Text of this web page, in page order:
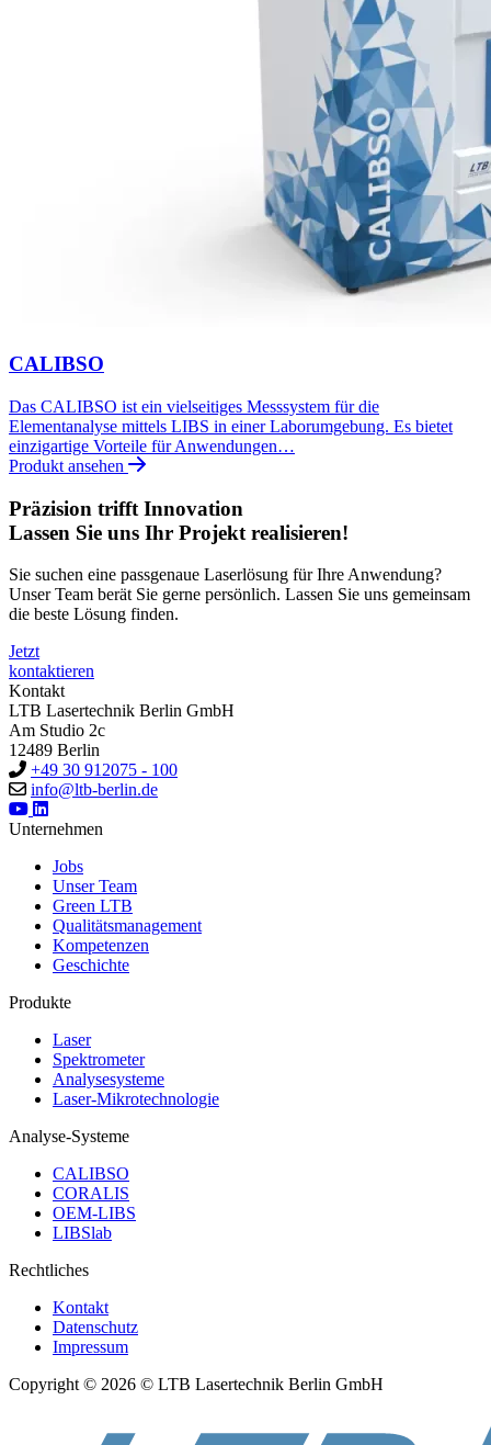
CALIBSO
Das CALIBSO ist ein vielseitiges Messsystem für die
Elementanalyse mittels LIBS in einer Laborumgebung. Es bietet
einzigartige Vorteile für Anwendungen…
Produkt ansehen
Präzision trifft Innovation
Lassen Sie uns Ihr Projekt realisieren!
Sie suchen eine passgenaue Laserlösung für Ihre Anwendung?
Unser Team berät Sie gerne persönlich. Lassen Sie uns gemeinsam
die beste Lösung finden.
Jetzt
kontaktieren
Kontakt
LTB Lasertechnik Berlin GmbH
Am Studio 2c
12489 Berlin
+49 30 912075 - 100
info@ltb-berlin.de
Unternehmen
Jobs
Unser Team
Green LTB
Qualitätsmanagement
Kompetenzen
Geschichte
Produkte
Laser
Spektrometer
Analysesysteme
Laser-Mikrotechnologie
Analyse-Systeme
CALIBSO
CORALIS
OEM-LIBS
LIBSlab
Rechtliches
Kontakt
Datenschutz
Impressum
Copyright © 2026 © LTB Lasertechnik Berlin GmbH